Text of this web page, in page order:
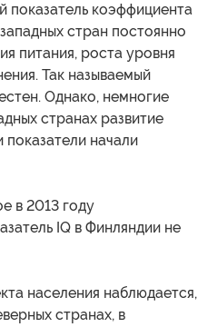
показатель коэффициента
стран постоянно
питания, роста уровня
Так называемый
Однако, немногие
странах развитие
показатели начали
в 2013 году
IQ в Финляндии не
населения наблюдается,
странах, в